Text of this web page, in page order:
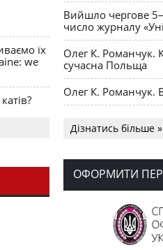
їх
we
Вийшло чергове
число журналу
Олег К. Романчук.
сучасна Польща
Олег К. Романчук.
долучилися до
День Вишиванки
OPUS MAGNUM
Дізнатись більше »
ОФОРМИТИ